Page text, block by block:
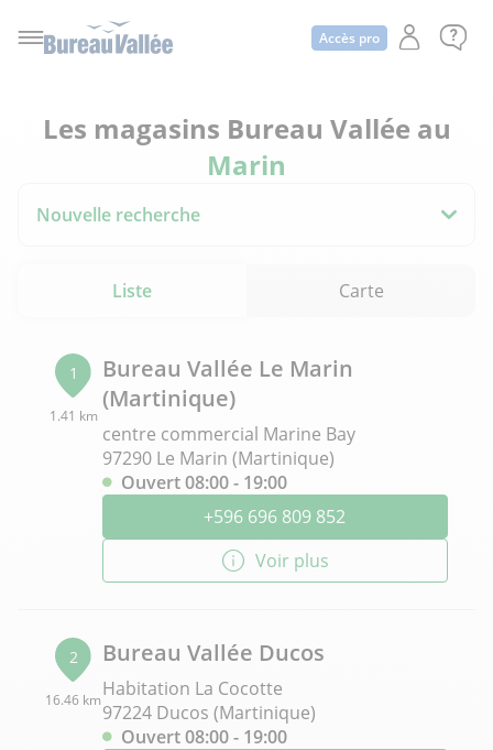
Accès pro
Les magasins Bureau Vallée au
Marin
Nouvelle recherche
Liste Carte
1
1.41 km
Bureau Vallée Le Marin
(Martinique)
centre commercial Marine Bay
97290 Le Marin (Martinique)
Ouvert 08:00 - 19:00
+596 696 809 852
Voir plus
2
16.46 km
Bureau Vallée Ducos
Habitation La Cocotte
97224 Ducos (Martinique)
Ouvert 08:00 - 19:00